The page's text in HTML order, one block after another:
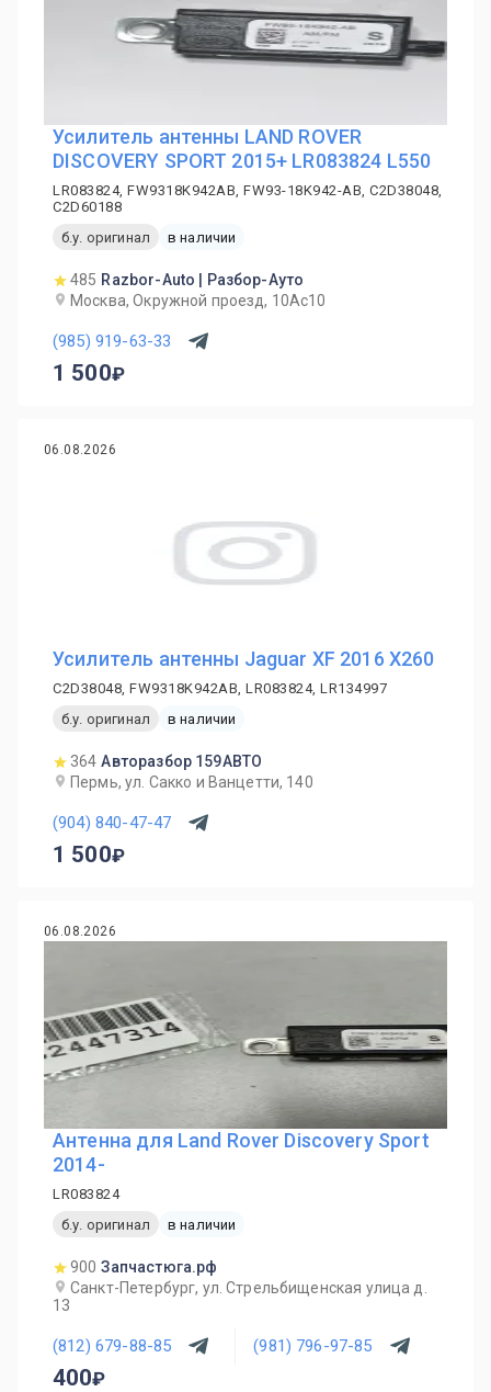
Усилитель антенны LAND ROVER
DISCOVERY SPORT 2015+ LR083824 L550
LR083824, FW9318K942AB, FW93-18K942-AB, C2D38048,
C2D60188
б.у. оригинал
в наличии
485 Razbor-Auto | Разбор-Ауто
Москва, Окружной проезд, 10Ас10
(985) 919-63-33
1 500
06.08.2026
Усилитель антенны Jaguar XF 2016 X260
C2D38048, FW9318K942AB, LR083824, LR134997
б.у. оригинал
в наличии
364 Авторазбор 159АВТО
Пермь, ул. Сакко и Ванцетти, 140
(904) 840-47-47
1 500
06.08.2026
Антенна для Land Rover Discovery Sport
2014-
LR083824
б.у. оригинал
в наличии
900 Запчастюга.рф
Санкт-Петербург, ул. Стрельбищенская улица д.
13
(812) 679-88-85 (981) 796-97-85
400